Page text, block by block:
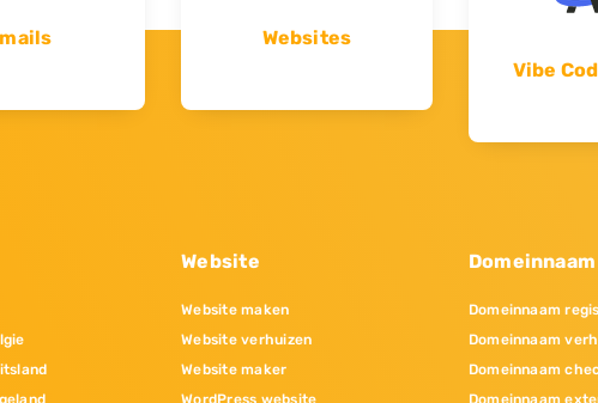
Websites
Vibe
Website
Website maken
Website verhuizen
Website maker
WordPress website
Domeinnaam
Domeinnaam
Domeinnaam
Domeinnaam
Domeinnaam